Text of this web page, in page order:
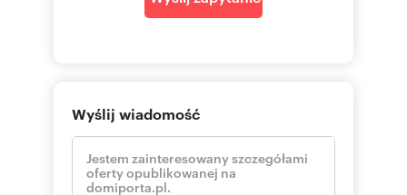
Wyślij wiadomość